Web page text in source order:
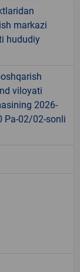
markazi
hududiy
viloyati
2026-
Pa-02/02-sonli